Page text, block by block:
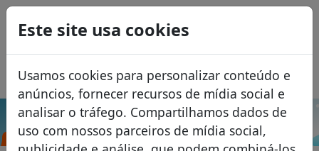
Este site usa cookies
Usamos cookies para personalizar conteúdo e
anúncios, fornecer recursos de mídia social e
analisar o tráfego. Compartilhamos dados de
uso com nossos parceiros de mídia social,
Domínios
USD
EUR
GBP
Español
Français
Italiano
Pesquisar